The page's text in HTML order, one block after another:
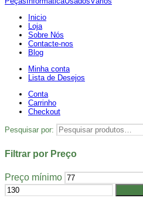
Inicio
Loja
Sobre Nós
Contacte-nos
Blog
Minha conta
Lista de Desejos
Conta
Carrinho
Checkout
Pesquisar por:
Filtrar por Preço
Preço mínimo